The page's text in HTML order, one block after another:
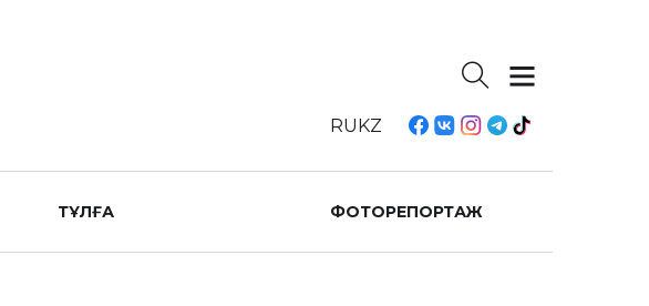
RUKZ
ТҰЛҒА ФОТОРЕПОРТАЖ